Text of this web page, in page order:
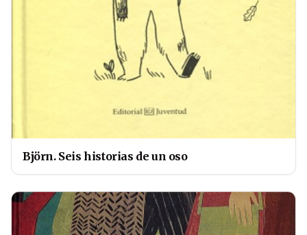
Björn. Seis historias de un oso